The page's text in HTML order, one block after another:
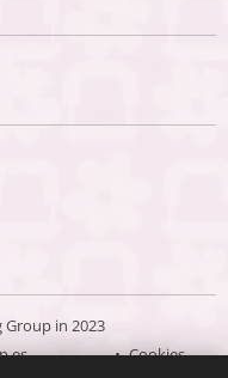
in 2023
Cookies